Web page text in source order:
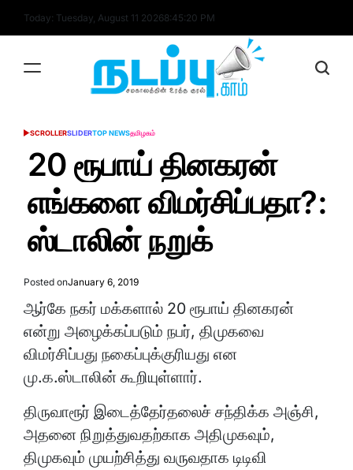
Today: Tuesday, August 11 20268:45:20 PM
POSTED
SCROLLERSLIDERTOP NEWSதமிழகம்
20 ரூபாய் தினகரன்
எங்களை விமர்சிப்பதா?:
ஸ்டாலின் நறுக்
Posted onJanuary 6, 2019
ஆர்கே நகர் மக்களால் 20 ரூபாய் தினகரன்
என்று அழைக்கப்படும் நபர், திமுகவை
விமர்சிப்பது நகைப்புக்குரியது என
மு.க.ஸ்டாலின் கூறியுள்ளார்.
திருவாரூர் இடைத்தேர்தலைச் சந்திக்க அஞ்சி,
அதனை நிறுத்துவதற்காக அதிமுகவும்,
திமுகவும் முயற்சித்து வருவதாக டிடிவி